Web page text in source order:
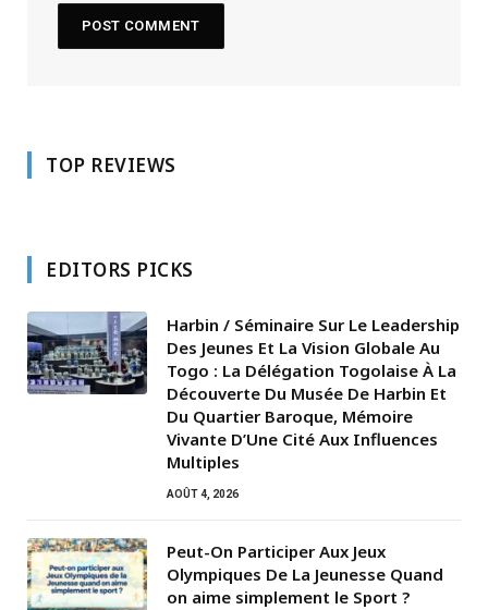
TOP REVIEWS
EDITORS PICKS
Harbin / Séminaire Sur Le Leadership
Des Jeunes Et La Vision Globale Au
Togo : La Délégation Togolaise À La
Découverte Du Musée De Harbin Et
Du Quartier Baroque, Mémoire
Vivante D’Une Cité Aux Influences
Multiples
AOÛT 4, 2026
Peut-On Participer Aux Jeux
Olympiques De La Jeunesse Quand
on aime simplement le Sport ?